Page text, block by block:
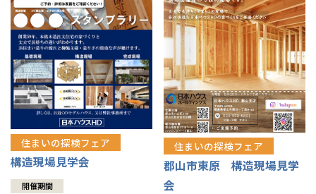
住まいの探検フェア
構造現場見学会
開催期間
住まいの探検フェア
郡山市東原 構造現場見学
会